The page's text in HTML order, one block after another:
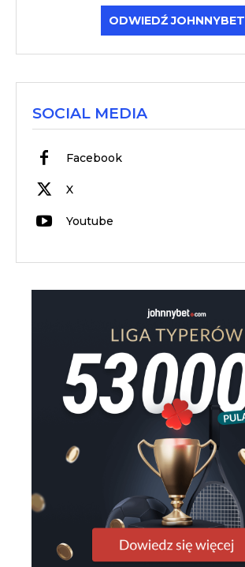
ODWIEDŹ JOHNNYBET
SOCIAL MEDIA
Facebook
X
Youtube